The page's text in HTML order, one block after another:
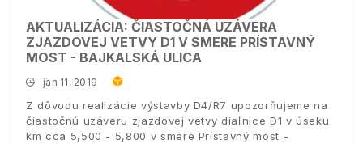
AKTUALIZÁCIA: ČIASTOČNÁ UZÁVERA
ZJAZDOVEJ VETVY D1 V SMERE PRÍSTAVNÝ
MOST - BAJKALSKÁ ULICA
jan 11, 2019
Z dôvodu realizácie výstavby D4/R7 upozorňujeme na
čiastočnú uzáveru zjazdovej vetvy diaľnice D1 v úseku
km cca 5,500 - 5,800 v smere Prístavný most -